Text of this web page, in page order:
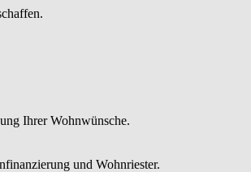
Ihrer Wohnwünsche.
und Wohnriester.